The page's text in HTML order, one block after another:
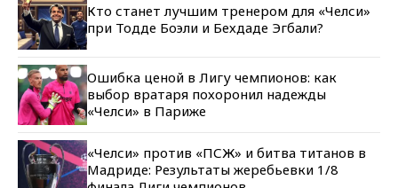
Кто станет лучшим тренером для «Челси»
при Тодде Боэли и Бехдаде Эгбали?
Ошибка ценой в Лигу чемпионов: как
выбор вратаря похоронил надежды
«Челси» в Париже
«Челси» против «ПСЖ» и битва титанов в
Мадриде: Результаты жеребьевки 1/8